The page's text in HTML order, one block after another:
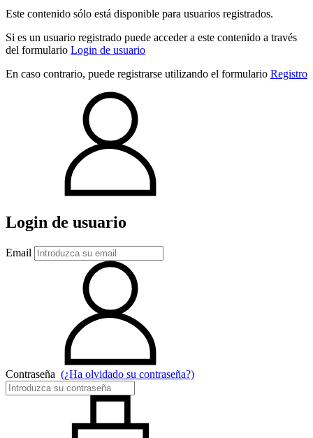
Este contenido sólo está disponible para usuarios registrados.
Si es un usuario registrado puede acceder a este contenido a través
del formulario Login de usuario
En caso contrario, puede registrarse utilizando el formulario Registro
Login de usuario
Email
Contraseña (¿Ha olvidado su contraseña?)